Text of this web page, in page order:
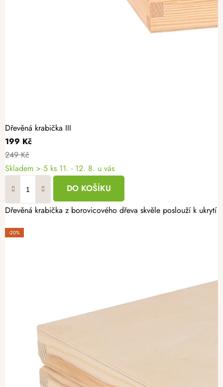
Dřevěná krabička III
199 Kč
249 Kč
Skladem > 5 ks 11. - 12. 8. u vás
DO KOŠÍKU
Dřevěná krabička z borovicového dřeva skvěle poslouží k
-20%